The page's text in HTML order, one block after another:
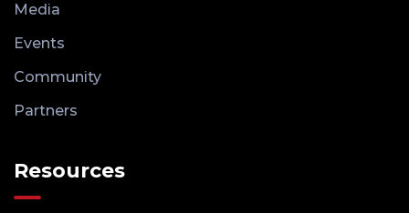
Media
Events
Community
Partners
Resources